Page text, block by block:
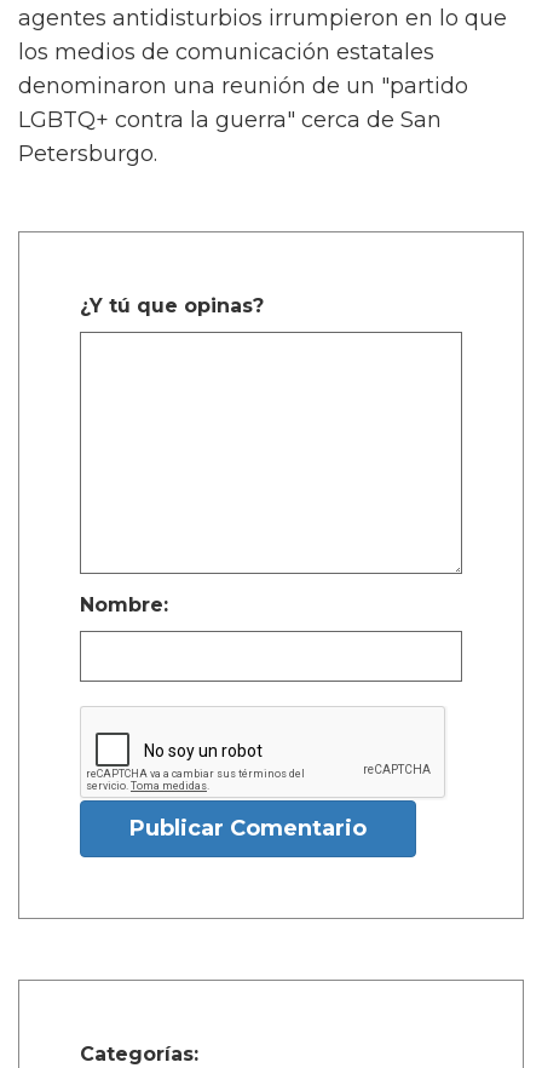
agentes antidisturbios irrumpieron en lo que
los medios de comunicación estatales
denominaron una reunión de un "partido
LGBTQ+ contra la guerra" cerca de San
Petersburgo.
¿Y tú que opinas?
Nombre:
Publicar Comentario
Categorías: